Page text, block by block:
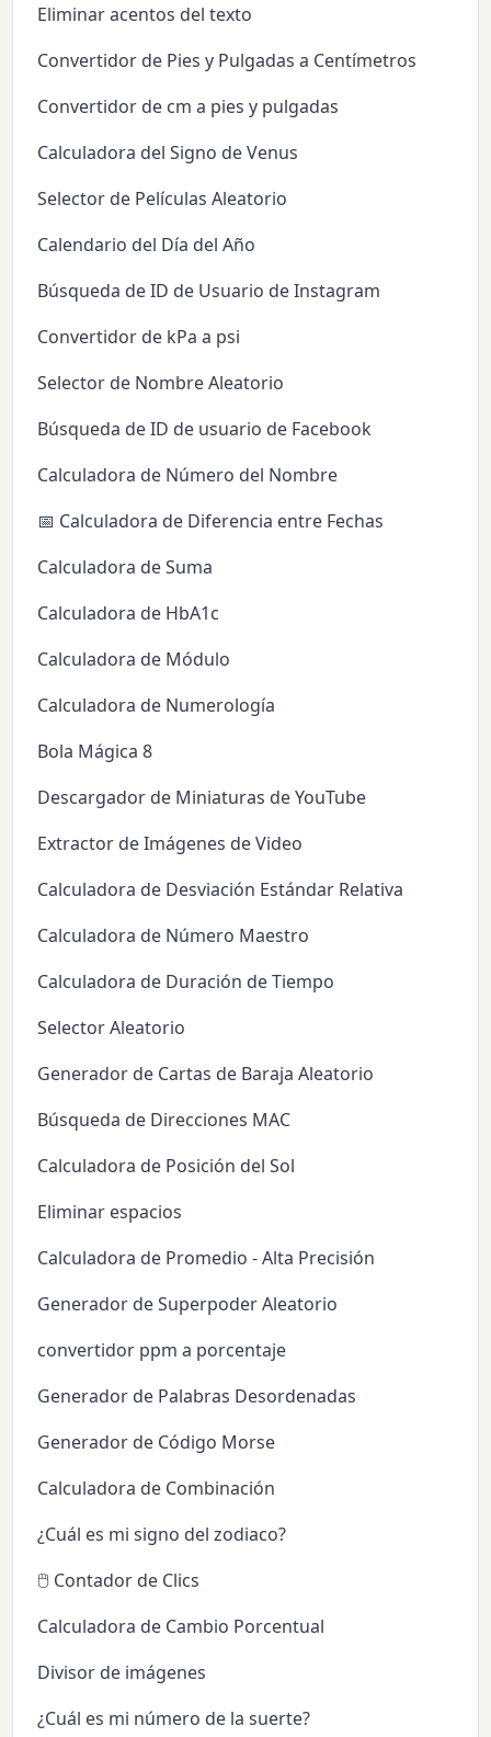
Eliminar acentos del texto
Convertidor de Pies y Pulgadas a Centímetros
Convertidor de cm a pies y pulgadas
Calculadora del Signo de Venus
Selector de Películas Aleatorio
Calendario del Día del Año
Búsqueda de ID de Usuario de Instagram
Convertidor de kPa a psi
Selector de Nombre Aleatorio
Búsqueda de ID de usuario de Facebook
Calculadora de Número del Nombre
📅 Calculadora de Diferencia entre Fechas
Calculadora de Suma
Calculadora de HbA1c
Calculadora de Módulo
Calculadora de Numerología
Bola Mágica 8
Descargador de Miniaturas de YouTube
Extractor de Imágenes de Video
Calculadora de Desviación Estándar Relativa
Calculadora de Número Maestro
Calculadora de Duración de Tiempo
Selector Aleatorio
Generador de Cartas de Baraja Aleatorio
Búsqueda de Direcciones MAC
Calculadora de Posición del Sol
Eliminar espacios
Calculadora de Promedio - Alta Precisión
Generador de Superpoder Aleatorio
convertidor ppm a porcentaje
Generador de Palabras Desordenadas
Generador de Código Morse
Calculadora de Combinación
¿Cuál es mi signo del zodiaco?
🖱️ Contador de Clics
Calculadora de Cambio Porcentual
Divisor de imágenes
¿Cuál es mi número de la suerte?